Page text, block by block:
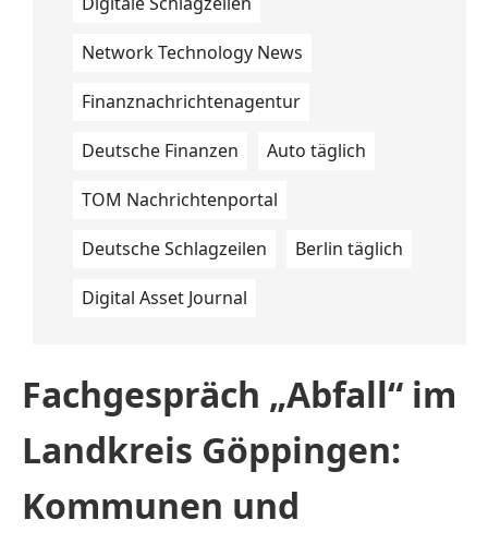
Network Technology News
Finanznachrichtenagentur
Deutsche Finanzen Auto täglich
TOM Nachrichtenportal
Deutsche Schlagzeilen Berlin täglich
Digital Asset Journal
Fachgespräch „Abfall“ im
Landkreis Göppingen:
Kommunen und